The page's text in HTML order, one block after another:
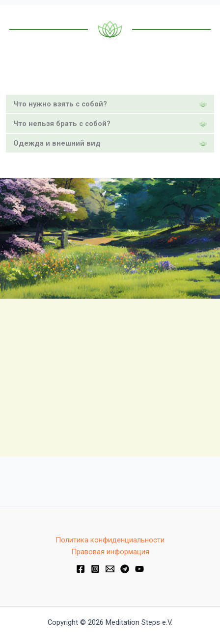
Что нужно взять с собой?
Что нельзя брать с собой?
Одежда и внешний вид
Политика конфиденциальности
Правовая информация
Copyright © 2026 Meditation Steps e.V.